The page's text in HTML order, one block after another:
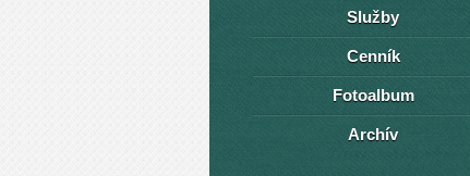
Služby
Cenník
Fotoalbum
Archív